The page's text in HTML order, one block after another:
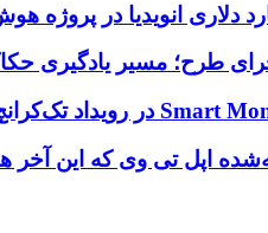
طرح؛ مسیر یادگیری